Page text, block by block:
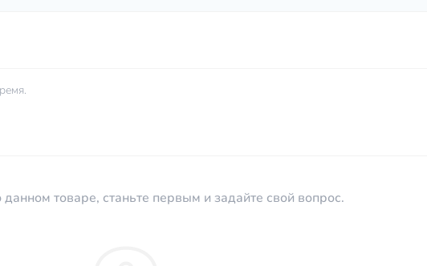
товаре, станьте первым и задайте свой вопрос.